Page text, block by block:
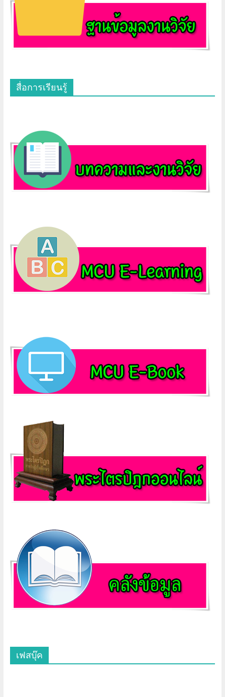
สื่อการเรียนรู้
เฟสบุ๊ค